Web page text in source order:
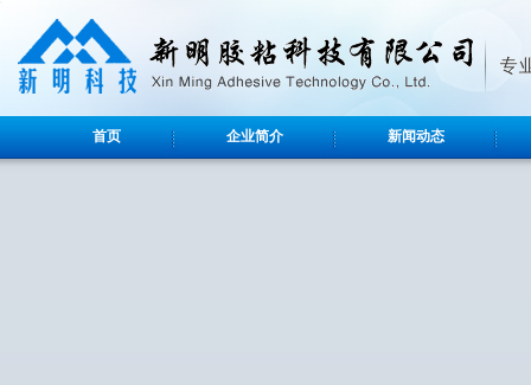
首页 企业简介 新闻动态